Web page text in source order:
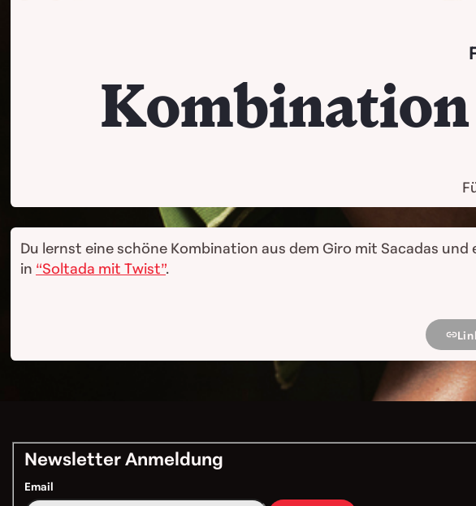
Du lernst eine schöne Kombination aus dem Giro mit Sacadas
in “Soltada mit Twist”.
Newsletter Anmeldung
Email